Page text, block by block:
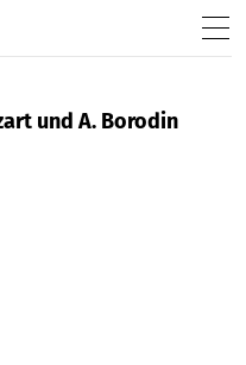
und A. Borodin